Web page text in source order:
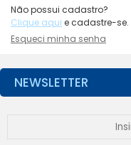
Não possui cadastro?
Clique aqui e cadastre-se.
Esqueci minha senha
NEWSLETTER